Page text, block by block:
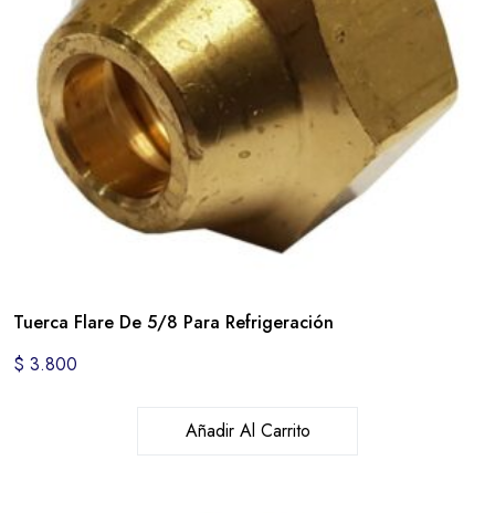
Tuerca Flare De 5/8 Para Refrigeración
$ 3.800
Añadir Al Carrito